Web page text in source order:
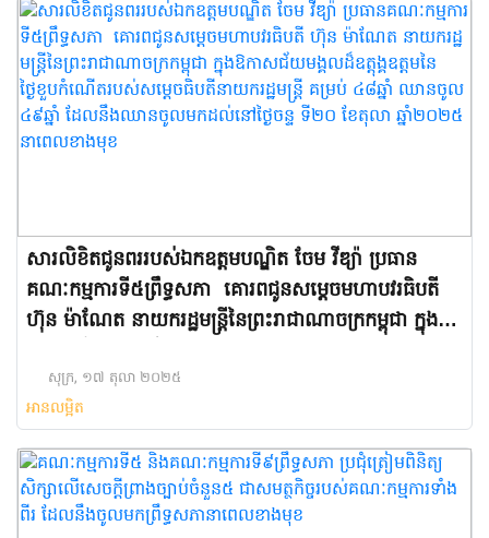
សារលិខិតជូនពររបស់​ឯកឧត្តម​បណ្ឌិត ចែម វីឌ្យ៉ា ប្រធាន
គណៈកម្មការ​ទី៥ព្រឹទ្ធសភា គោរពជូនសម្តេចមហាបវរធិបតី
ហ៊ុន ម៉ាណែត នាយករដ្ឋមន្ត្រីនៃព្រះរាជាណាចក្រកម្ពុជា ក្នុង
ធិបតីនាយករដ្ឋមន្ត្រី គម្រប់ ៤៨ឆ្នាំ ឈានចូល ៤៩ឆ្នាំ ដែល
នឹងឈានចូលមកដល់នៅថ្ងៃចន្ទ ទី២០ ខែតុលា ឆ្នាំ២០២៥
នាពេលខាងមុខ
សុក្រ, ១៧ តុលា ២០២៥
អានលម្អិត